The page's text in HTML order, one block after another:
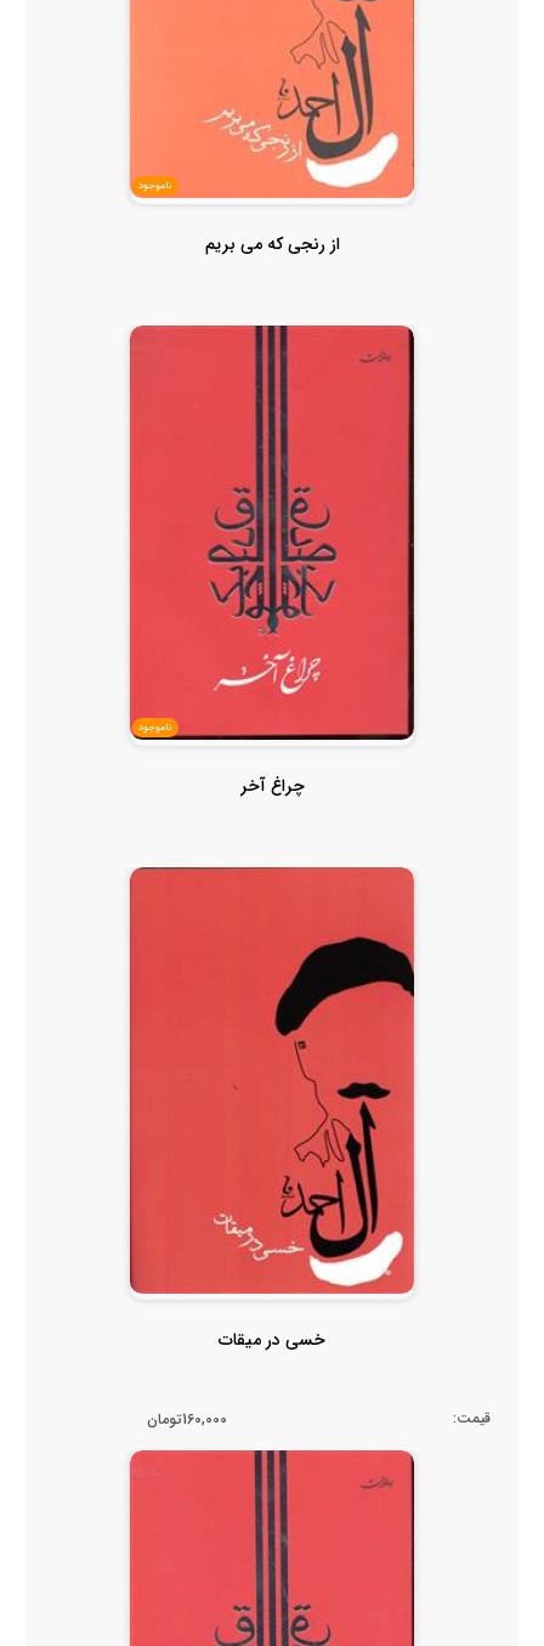
ناموجود
از رنجی که می بریم
ناموجود
چراغ آخر
خسی در میقات
قیمت: 160,000تومان